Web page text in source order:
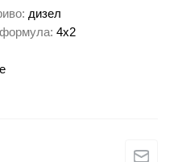
дизел
4x2